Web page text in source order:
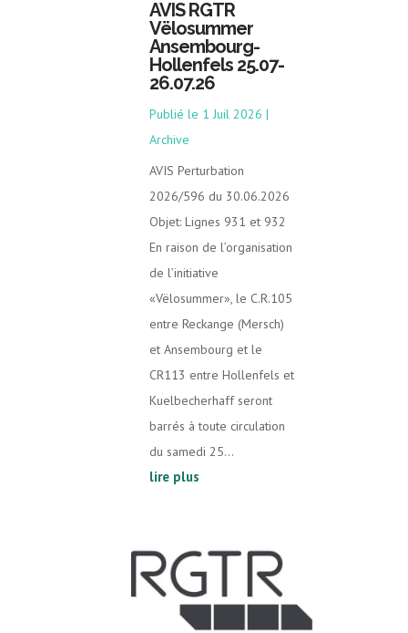
AVIS RGTR
Vëlosummer
Ansembourg-
Hollenfels 25.07-
26.07.26
1 Juil 2026 |
Archive
AVIS Perturbation
2026/596 du 30.06.2026
Objet: Lignes 931 et 932
En raison de l’organisation
de l’initiative
«Vëlosummer», le C.R.105
entre Reckange (Mersch)
et Ansembourg et le
CR113 entre Hollenfels et
Kuelbecherhaff seront
barrés à toute circulation
du samedi 25...
lire plus